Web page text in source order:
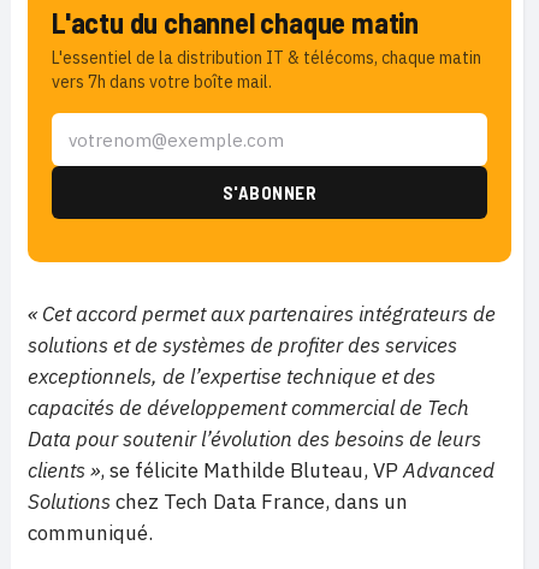
L'actu du channel chaque matin
L'essentiel de la distribution IT & télécoms, chaque matin
vers 7h dans votre boîte mail.
« Cet accord permet aux partenaires intégrateurs de
solutions et de systèmes de profiter des services
exceptionnels, de l’expertise technique et des
capacités de développement commercial de Tech
Data pour soutenir l’évolution des besoins de leurs
clients », se félicite Mathilde Bluteau, VPAdvanced
Solutionschez Tech Data France, dans un
communiqué.